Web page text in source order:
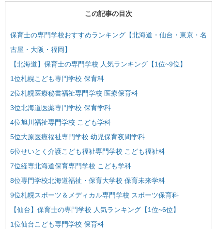
この記事の目次
保育士の専門学校おすすめランキング【北海道・仙台・東京・名
古屋・大阪・福岡】
【北海道】保育士の専門学校 人気ランキング【1位~9位】
1位札幌こども専門学校 保育科
2位札幌医療秘書福祉専門学校 医療保育科
3位北海道医薬専門学校 保育学科
4位旭川福祉専門学校 こども学科
5位大原医療福祉専門学校 幼児保育夜間学科
6位せいとく介護こども福祉専門学校 こども福祉科
7位経専北海道保育専門学校 こども学科
8位専門学校北海道福祉・保育大学校 保育未来学科
9位札幌スポーツ＆メディカル専門学校 スポーツ保育科
【仙台】保育士の専門学校 人気ランキング【1位~6位】
1位仙台こども専門学校 保育科